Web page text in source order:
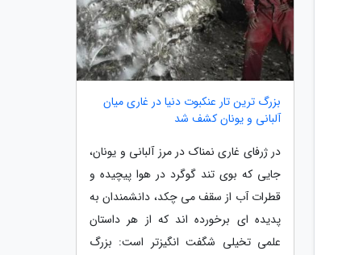
بزرگ ترین تار عنکبوت دنیا در غاری میان
آلبانی و یونان کشف شد
در ژرفای غاری نمناک در مرز آلبانی و یونان،
جایی که بوی تند گوگرد در هوا پیچیده و
قطرات آب از سقف می چکد، دانشمندان به
پدیده ای برخورده اند که از هر داستان
علمی تخیلی شگفت انگیزتر است: بزرگ